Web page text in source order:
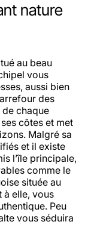
nature
au beau
vous
aussi bien
des
chaque
côtes et met
Malgré sa
et il existe
l’île principale,
comme le
située au
à elle, vous
Peu
vous séduira